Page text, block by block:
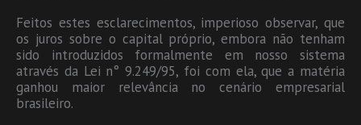
Feitos estes esclarecimentos, imperioso observar, que
os juros sobre o capital próprio, embora não tenham
sido introduzidos formalmente em nosso sistema
através da Lei n° 9.249/95, foi com ela, que a matéria
ganhou maior relevância no cenário empresarial
brasileiro.